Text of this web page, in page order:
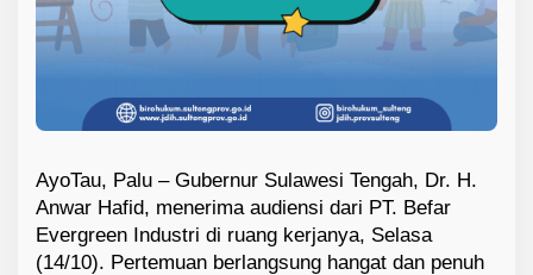
AyoTau, Palu – Gubernur Sulawesi Tengah, Dr. H.
Anwar Hafid, menerima audiensi dari PT. Befar
Evergreen Industri di ruang kerjanya, Selasa
(14/10). Pertemuan berlangsung hangat dan penuh